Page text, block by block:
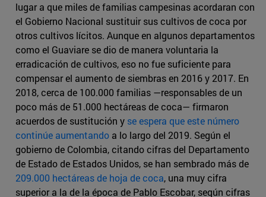
lugar a que miles de familias campesinas acordaran con
el Gobierno Nacional sustituir sus cultivos de coca por
otros cultivos lícitos. Aunque en algunos departamentos
como el Guaviare se dio de manera voluntaria la
erradicación de cultivos, eso no fue suficiente para
compensar el aumento de siembras en 2016 y 2017. En
2018, cerca de 100.000 familias —responsables de un
poco más de 51.000 hectáreas de coca— firmaron
acuerdos de sustitución y se espera que este número
continúe aumentando a lo largo del 2019. Según el
gobierno de Colombia, citando cifras del Departamento
de Estado de Estados Unidos, se han sembrado más de
209.000 hectáreas de hoja de coca, una muy cifra
superior a la de la época de Pablo Escobar, según cifras